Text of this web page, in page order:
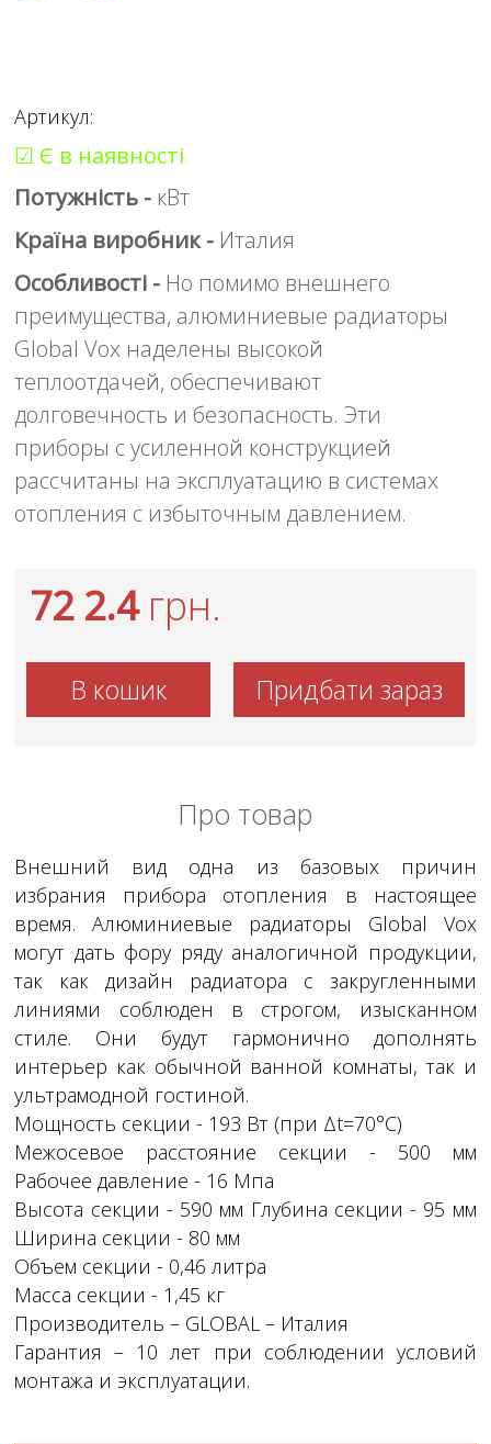
Артикул:
☑ Є в наявності
Потужність - кВт
Країна виробник - Италия
Особливості - Но помимо внешнего
преимущества, алюминиевые радиаторы
Global Vox наделены высокой
теплоотдачей, обеспечивают
долговечность и безопасность. Эти
приборы с усиленной конструкцией
рассчитаны на эксплуатацию в системах
отопления с избыточным давлением.
72 2.4грн.
В кошик Придбати зараз
Про товар
Внешний вид одна из базовых причин
избрания прибора отопления в настоящее
время. Алюминиевые радиаторы Global Vox
могут дать фору ряду аналогичной продукции,
так как дизайн радиатора с закругленными
линиями соблюден в строгом, изысканном
стиле. Они будут гармонично дополнять
интерьер как обычной ванной комнаты, так и
ультрамодной гостиной.
Мощность секции - 193 Вт (при Δt=70°C)
Межосевое расстояние секции - 500 мм
Рабочее давление - 16 Мпа
Высота секции - 590 мм Глубина секции - 95 мм
Ширина секции - 80 мм
Объем секции - 0,46 литра
Масса секции - 1,45 кг
Производитель – GLOBAL – Италия
Гарантия – 10 лет при соблюдении условий
монтажа и эксплуатации.